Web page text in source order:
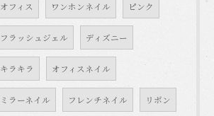
オフィス ワンホンネイル ピンク
フラッシュジェル ディズニー
キラキラ オフィスネイル
ミラーネイル フレンチネイル リボン